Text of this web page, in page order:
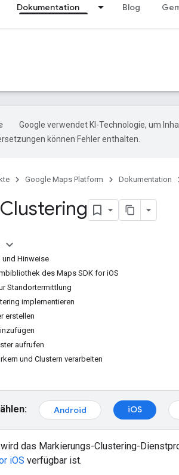
Dokumentation Blog
Google verwendet KI-Technologie, um
können Fehler enthalten.
Google Maps Platform Dokumentation
und Hinweise
des Maps SDK for iOS
Standortermittlung
implementieren
erstellen
aufrufen
und Clustern verarbeiten
Android iOS
wird das Markierungs-Clustering-
iOS verfügbar ist.